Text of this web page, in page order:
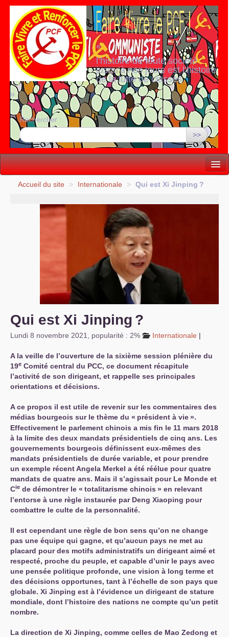
«
l’histoire de toute société
jusqu’à nos jours est l’histoire
de la lutte de classes
»
Rechercher :
>>
Vie politique
Internationale
Comprendre...
Accueil du site > Internationale > Qui est Xi Jinping ?
Qui est Xi Jinping ?
Lundi 8 novembre 2021 popularité : 2% Internationale |
A la veille de l’ouverture de la sixième session plénière du
19e Comité central du PCC, ce document récapitule
l’activité de son dirigeant, et rappelle ses principales
orientations et décisions.
A ce propos il est utile de revenir sur les commentaires des
médias bourgeois sur le thème du « président à vie».
Effectivement le parlement chinois a mis fin le 11 mars 2018
à la limite des deux mandats présidentiels de cinq ans. Les
gouvernements bourgeois définissent eux-mêmes des
mandats présidentiels de durée variable, et pour prendre
un exemple récent Angela Merkel a été réélue pour quatre
mandats de quatre ans. Mais il s’agissait pour Le Monde et
Cie de démontrer le « totalitarisme chinois » en relevant
l’entorse à une règle instaurée par Deng Xiaoping pour
combattre le culte de la personnalité.
Il est cependant une règle de bon sens qu’on ne change
pas une équipe qui gagne, et qu’aucun pays ne met au
placard pour des motifs administratifs un dirigeant aimé et
respecté, proche du peuple, et capable d’unir le pays avec
une pensée politique profonde, une vision à long terme et
des décisions opportunes, tant à l’échelle de son pays que
globale. Xi Jinping est à l’évidence un dirigeant de stature
mondiale, dont l’histoire des nations ne compte qu’un petit
nombre.
La direction de Xi Jinping, comme celles de Mao Zedong et